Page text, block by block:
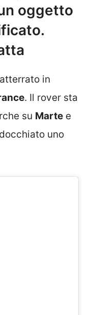
oggetto
in
. Il rover sta
su Marte e
uno